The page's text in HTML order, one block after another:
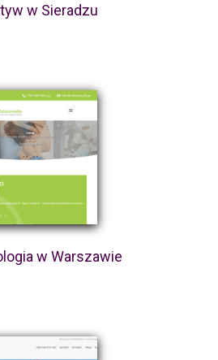
w Sieradzu
w Warszawie